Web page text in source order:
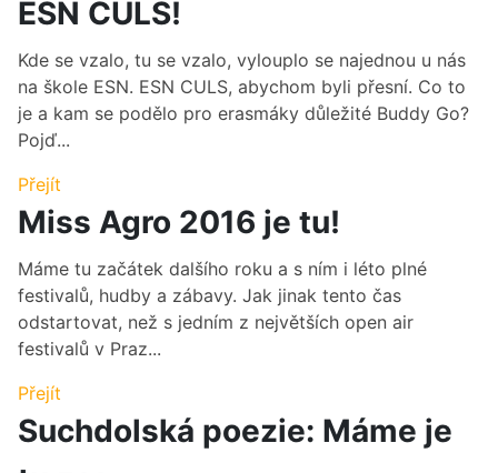
ESN CULS!
Kde se vzalo, tu se vzalo, vylouplo se najednou u nás
na škole ESN. ESN CULS, abychom byli přesní. Co to
je a kam se podělo pro erasmáky důležité Buddy Go?
Pojď...
Přejít
Miss Agro 2016 je tu!
Máme tu začátek dalšího roku a s ním i léto plné
festivalů, hudby a zábavy. Jak jinak tento čas
odstartovat, než s jedním z největších open air
festivalů v Praz...
Přejít
Suchdolská poezie: Máme je